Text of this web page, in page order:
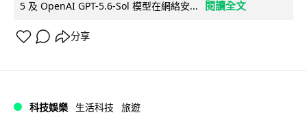
5 及 OpenAI GPT-5.6-Sol 模型在網絡安...
閱讀全文
分享
科技娛樂 生活科技 旅遊